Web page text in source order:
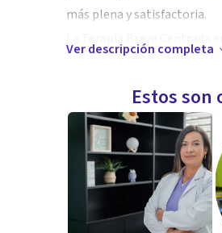
más plena y satisfactoria.
acciones que puedas
de manera efectiva.
Estoy aquí para apoyarte,
deseas. Te invito a dar el
estancamiento y
Especialidad
Ver descripción completa
Estos